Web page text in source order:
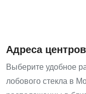
Адреса
Выберите удобное
лобового стекла в